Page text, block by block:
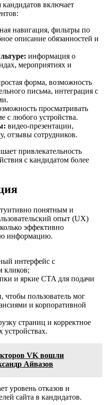
включает
навигация, фильтры по
описание обязанностей и
информация о
мероприятиях и
форма, возможность
письма, интеграция с
просматривать
с любого устройства.
видео-презентации,
отзывы сотрудников.
привлекательность
с кандидатом более
понятным и
опыт (UX)
эффективно
информацию.
интерфейс с
кликов;
и яркие CTA для подачи
чтобы пользователь мог
и корпоративной
страниц и корректное
VK вошли
Айвазов
уровень отказов и
сайта в кандидатов.